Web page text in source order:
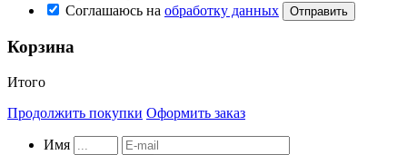
Соглашаюсь на обработку данных
Корзина
Итого
Продолжить покупки Оформить заказ
Имя